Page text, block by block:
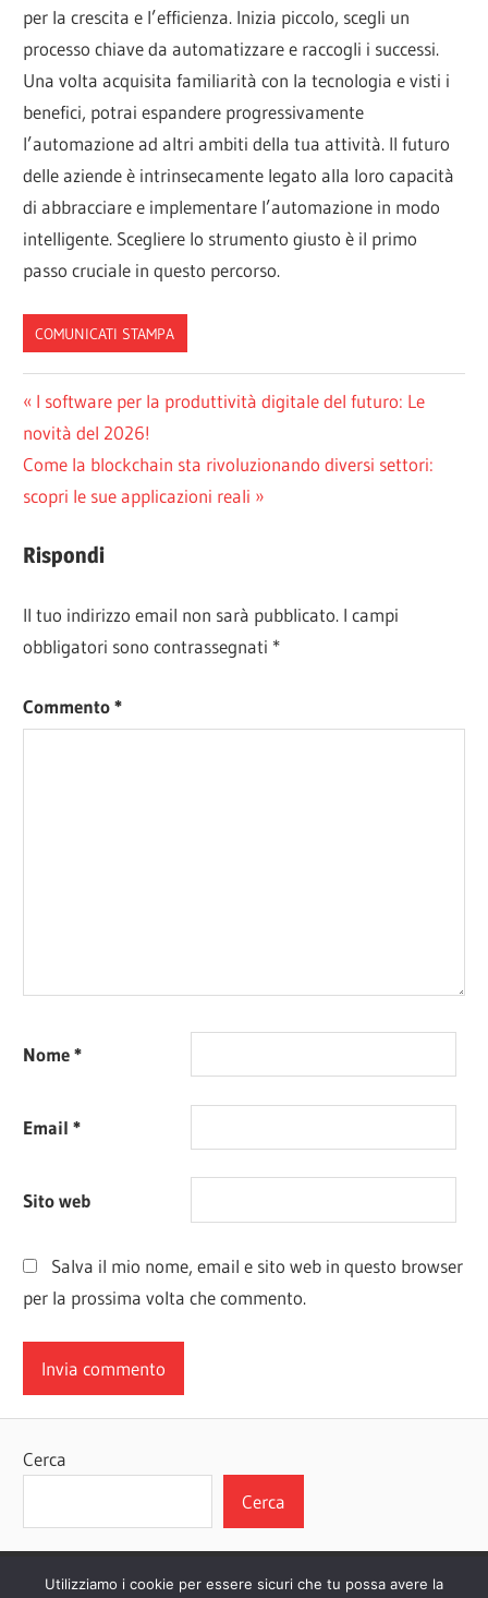
per la crescita e l’efficienza. Inizia piccolo, scegli un
processo chiave da automatizzare e raccogli i successi.
Una volta acquisita familiarità con la tecnologia e visti i
benefici, potrai espandere progressivamente
l’automazione ad altri ambiti della tua attività. Il futuro
delle aziende è intrinsecamente legato alla loro capacità
di abbracciare e implementare l’automazione in modo
intelligente. Scegliere lo strumento giusto è il primo
passo cruciale in questo percorso.
COMUNICATI STAMPA
Navigazione
articoli
Articolo
precedente:
I software per la produttività digitale del futuro: Le
novità del 2026!
Articolo
successivo:
Come la blockchain sta rivoluzionando diversi settori:
scopri le sue applicazioni reali
Rispondi
Il tuo indirizzo email non sarà pubblicato. I campi
obbligatori sono contrassegnati *
Commento*
Nome*
Email*
Sito web
Salva il mio nome, email e sito web in questo browser
per la prossima volta che commento.
Cerca
Cerca
Utilizziamo i cookie per essere sicuri che tu possa avere la